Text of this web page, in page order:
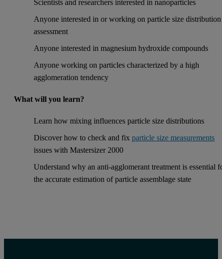
Scientists and researchers interested in nanoparticles
Anyone interested in or working on particle size distribution
assessment
Anyone interested in magnesium hydroxide compounds
Anyone working on particles characterized by a high
agglomeration tendency
What will you learn?
Learn how mixing influences particle size distributions
Discover how to check and fixparticle size measurements
issues with Mastersizer 2000
Understand why an anti-agglomerant treatment is essential
the accurate estimation of particle assemblage state